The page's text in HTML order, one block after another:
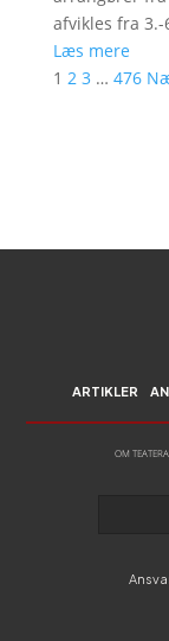
afvikles fra
Læs mere
1 2 3 … 476
ARTIKLER
OM